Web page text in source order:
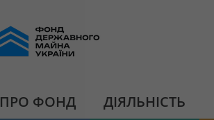
ПРО ФОНД ДІЯЛЬНІСТЬ